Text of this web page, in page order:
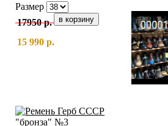
Размер
17950 р.
15 990 р.